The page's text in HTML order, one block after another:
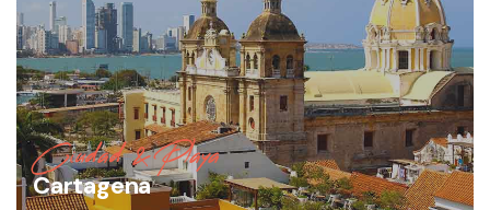
Ciudad & Playa
Cartagena